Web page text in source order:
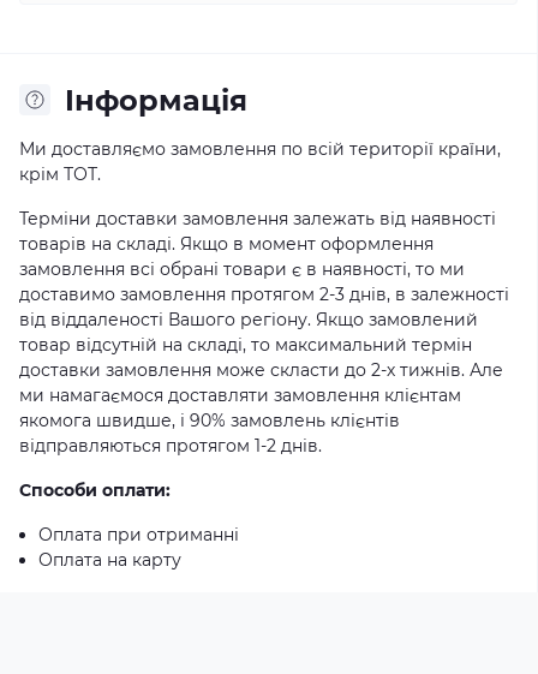
Iнформація
Ми доставляємо замовлення по всій території країни,
крім ТОТ.
Терміни доставки замовлення залежать від наявності
товарів на складі. Якщо в момент оформлення
замовлення всі обрані товари є в наявності, то ми
доставимо замовлення протягом 2-3 днів, в залежності
від віддаленості Вашого регіону. Якщо замовлений
товар відсутній на складі, то максимальний термін
доставки замовлення може скласти до 2-х тижнів. Але
ми намагаємося доставляти замовлення клієнтам
якомога швидше, і 90% замовлень клієнтів
відправляються протягом 1-2 днів.
Способи оплати:
Оплата при отриманні
Оплата на карту